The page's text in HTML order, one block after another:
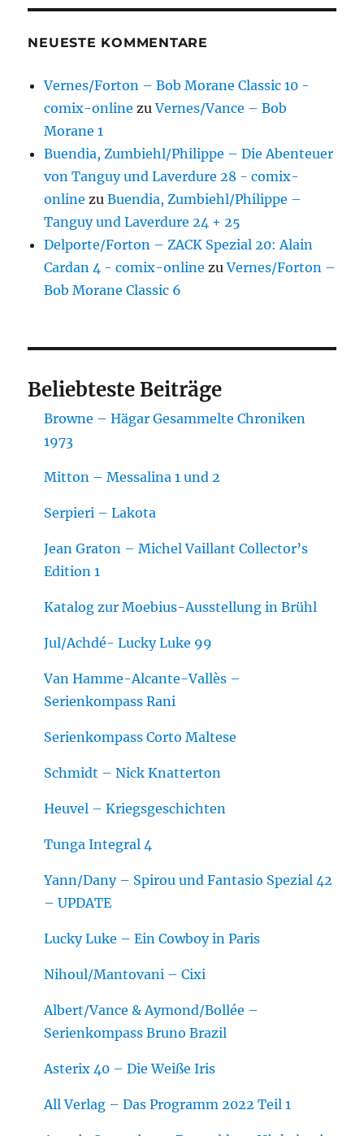
NEUESTE KOMMENTARE
Vernes/Forton – Bob Morane Classic 10 -
comix-online zuVernes/Vance – Bob
Morane 1
Buendia, Zumbiehl/Philippe – Die Abenteuer
von Tanguy und Laverdure 28 - comix-
online zuBuendia, Zumbiehl/Philippe –
Tanguy und Laverdure 24 + 25
Delporte/Forton – ZACK Spezial 20: Alain
Cardan 4 - comix-online zuVernes/Forton –
Bob Morane Classic 6
Beliebteste Beiträge
Browne – Hägar Gesammelte Chroniken
1973
Mitton – Messalina 1 und 2
Serpieri – Lakota
Jean Graton – Michel Vaillant Collector’s
Edition 1
Katalog zur Moebius-Ausstellung in Brühl
Jul/Achdé- Lucky Luke 99
Van Hamme-Alcante-Vallès –
Serienkompass Rani
Serienkompass Corto Maltese
Schmidt – Nick Knatterton
Heuvel – Kriegsgeschichten
Tunga Integral 4
Yann/Dany – Spirou und Fantasio Spezial 42
– UPDATE
Lucky Luke – Ein Cowboy in Paris
Nihoul/Mantovani – Cixi
Albert/Vance & Aymond/Bollée –
Serienkompass Bruno Brazil
Asterix 40 – Die Weiße Iris
All Verlag – Das Programm 2022 Teil 1